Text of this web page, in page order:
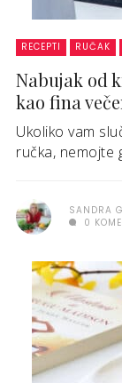
RECEPTI RUČAK
Nabujak od
kao fina
Ukoliko vam
ručka, nemojte
SANDRA
0